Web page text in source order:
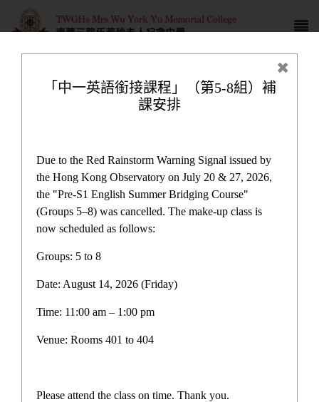
> 校友會
臉書專頁 瑜樂
「中一英語銜接課程」（第5-8組）補
課安排
Due to the Red Rainstorm Warning Signal issued by
the Hong Kong Observatory on July 20 & 27, 2026,
the "Pre-S1 English Summer Bridging Course"
(Groups 5–8) was cancelled. The make-up class is
now scheduled as follows:
Groups: 5 to 8
Date: August 14, 2026 (Friday)
Time: 11:00 am – 1:00 pm
Venue: Rooms 401 to 404
Please attend the class on time. Thank you.